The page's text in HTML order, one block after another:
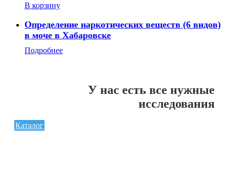
В корзину
Определение наркотических веществ (6 видов)
в моче в Хабаровске
Подробнее
У нас есть все нужные
исследования
Каталог